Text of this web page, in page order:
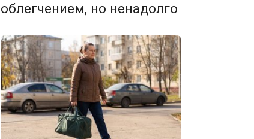
облегчением, но ненадолго